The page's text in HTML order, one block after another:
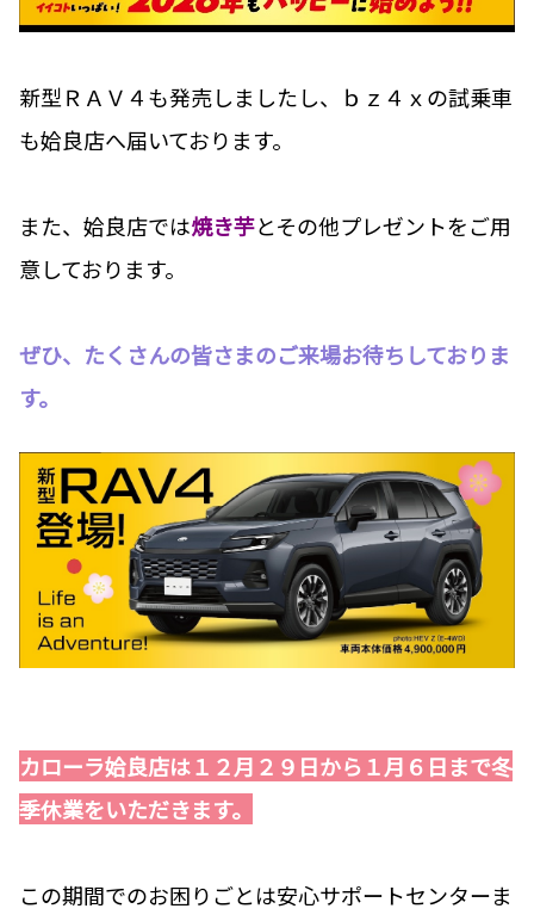
新型ＲＡＶ４も発売しましたし、ｂｚ４ｘの試乗車
も姶良店へ届いております。
また、姶良店では焼き芋とその他プレゼントをご用
意しております。
ぜひ、たくさんの皆さまのご来場お待ちしておりま
す。
カローラ姶良店は１２月２９日から１月６日まで冬
季休業をいただきます。
この期間でのお困りごとは安心サポートセンターま